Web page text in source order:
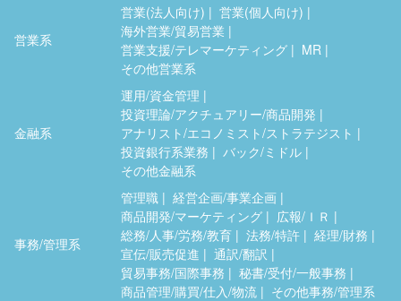
営業系
営業(法人向け)
営業(個人向け)
海外営業/貿易営業
営業支援/テレマーケティング
MR
その他営業系
金融系
運用/資金管理
投資理論/アクチュアリー/商品開発
アナリスト/エコノミスト/ストラテジスト
投資銀行系業務
バック/ミドル
その他金融系
事務/管理系
管理職
経営企画/事業企画
商品開発/マーケティング
広報/ＩＲ
総務/人事/労務/教育
法務/特許
経理/財務
宣伝/販売促進
通訳/翻訳
貿易事務/国際事務
秘書/受付/一般事務
商品管理/購買/仕入/物流
その他事務/管理系